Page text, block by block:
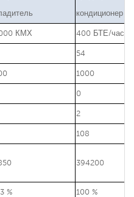
кондиционер
КМХ 400 БТЕ/час
54
1000
0
2
108
394200
% 100 %